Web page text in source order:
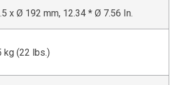
x Ø 192 mm, 12.34 * Ø 7.56 In.
kg (22 lbs.)